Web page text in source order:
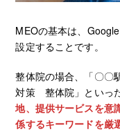
MEOの基本は、
設定することです。
整体院の場合、「〇
対策 整体院」といっ
地、提供サービスを意
係するキーワードを厳